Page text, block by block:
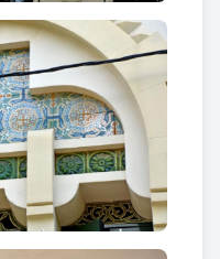
i el trencadís de